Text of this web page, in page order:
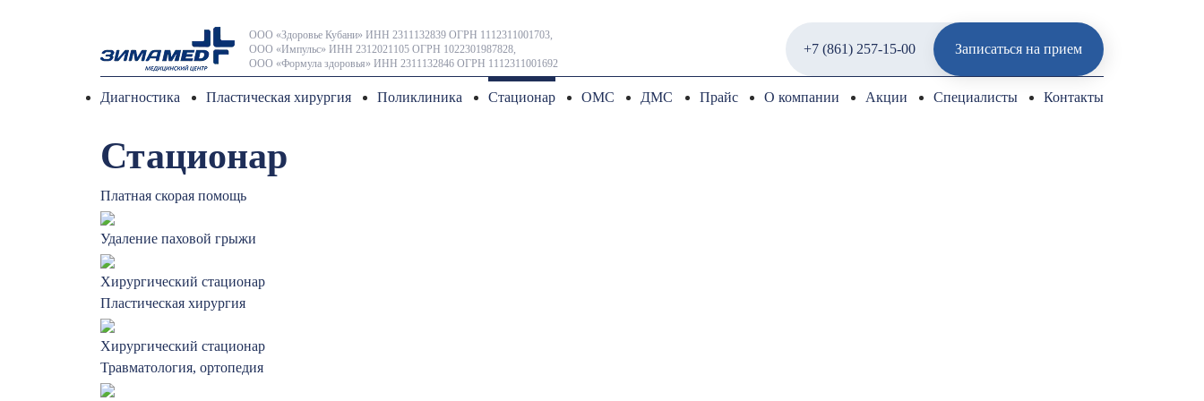
ООО «Здоровье Кубани» ИНН 2311132839 ОГРН 1112311001703,
ООО «Импульс» ИНН 2312021105 ОГРН 1022301987828,
ООО «Формула здоровья» ИНН 2311132846 ОГРН 1112311001692
+7 (861) 257-15-00 Записаться на прием
Диагностика Пластическая хирургия Поликлиника Стационар ОМС ДМС Прайс О компании Акции Специалисты Контакты
Стационар
Платная скорая помощь
Удаление паховой грыжи
Хирургический стационар
Пластическая хирургия
Хирургический стационар
Травматология, ортопедия